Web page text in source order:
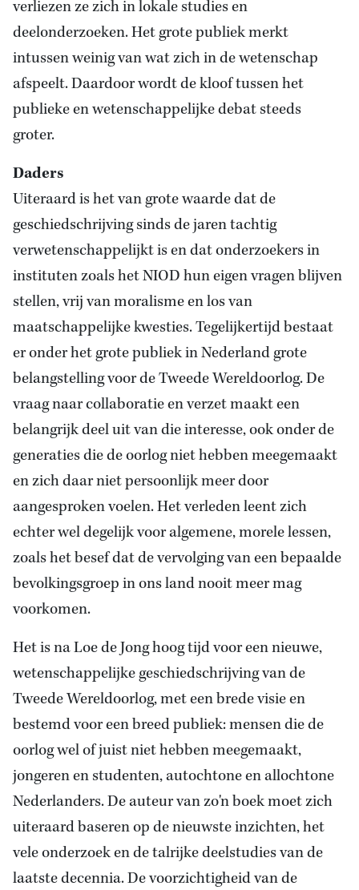
verliezen ze zich in lokale studies en
deelonderzoeken. Het grote publiek merkt
intussen weinig van wat zich in de wetenschap
afspeelt. Daardoor wordt de kloof tussen het
publieke en wetenschappelijke debat steeds
groter.
Daders
Uiteraard is het van grote waarde dat de
geschiedschrijving sinds de jaren tachtig
verwetenschappelijkt is en dat onderzoekers in
instituten zoals het NIOD hun eigen vragen blijven
stellen, vrij van moralisme en los van
maatschappelijke kwesties. Tegelijkertijd bestaat
er onder het grote publiek in Nederland grote
belangstelling voor de Tweede Wereldoorlog. De
vraag naar collaboratie en verzet maakt een
belangrijk deel uit van die interesse, ook onder de
generaties die de oorlog niet hebben meegemaakt
en zich daar niet persoonlijk meer door
aangesproken voelen. Het verleden leent zich
echter wel degelijk voor algemene, morele lessen,
zoals het besef dat de vervolging van een bepaalde
bevolkingsgroep in ons land nooit meer mag
voorkomen.
Het is na Loe de Jong hoog tijd voor een nieuwe,
wetenschappelijke geschiedschrijving van de
Tweede Wereldoorlog, met een brede visie en
bestemd voor een breed publiek: mensen die de
oorlog wel of juist niet hebben meegemaakt,
jongeren en studenten, autochtone en allochtone
Nederlanders. De auteur van zo'n boek moet zich
uiteraard baseren op de nieuwste inzichten, het
vele onderzoek en de talrijke deelstudies van de
laatste decennia. De voorzichtigheid van de